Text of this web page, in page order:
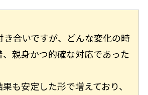
き合いですが、どんな変化の時
親身かつ的確な対応であった
果も安定した形で増えており、